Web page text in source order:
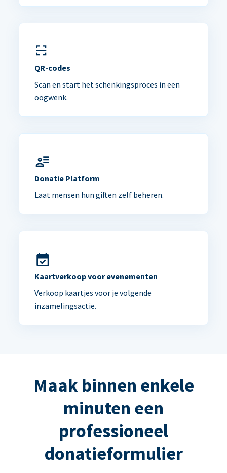
QR-codes
Scan en start het schenkingsproces in een
oogwenk.
Donatie Platform
Laat mensen hun giften zelf beheren.
Kaartverkoop voor evenementen
Verkoop kaartjes voor je volgende
inzamelingsactie.
Maak binnen enkele
minuten een
professioneel
donatieformulier